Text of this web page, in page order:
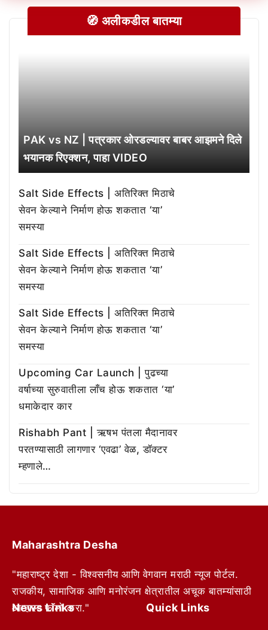
🧭 अलीकडील बातम्या
PAK vs NZ | पत्रकार ओरडल्यावर बाबर आझमने दिले
भयानक रिएक्शन, पाहा VIDEO
Salt Side Effects | अतिरिक्त मिठाचे
सेवन केल्याने निर्माण होऊ शकतात ‘या’
समस्या
Salt Side Effects | अतिरिक्त मिठाचे
सेवन केल्याने निर्माण होऊ शकतात ‘या’
समस्या
Salt Side Effects | अतिरिक्त मिठाचे
सेवन केल्याने निर्माण होऊ शकतात ‘या’
समस्या
Upcoming Car Launch | पुढच्या
वर्षाच्या सुरुवातीला लाँच होऊ शकतात ‘या’
धमाकेदार कार
Rishabh Pant | ऋषभ पंतला मैदानावर
परतण्यासाठी लागणार ‘एवढा’ वेळ, डॉक्टर
म्हणाले…
Maharashtra Desha
"महाराष्ट्र देशा - विश्वसनीय आणि वेगवान मराठी न्यूज पोर्टल.
राजकीय, सामाजिक आणि मनोरंजन क्षेत्रातील अचूक बातम्यांसाठी
आम्हाला फॉलो करा."
News Links Quick Links